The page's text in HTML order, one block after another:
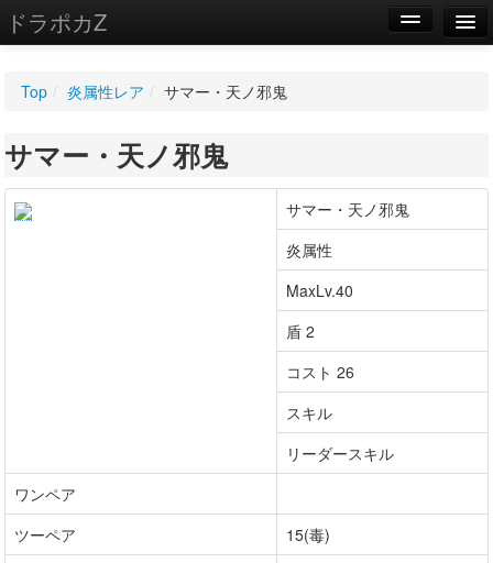
ドラポカZ
WIKI
設定
Top / 炎属性レア / サマー・天ノ邪鬼
サマー・天ノ邪鬼
サマー・天ノ邪鬼
炎属性
MaxLv.40
盾 2
コスト 26
スキル
リーダースキル
ワンペア
ツーペア
15(毒)